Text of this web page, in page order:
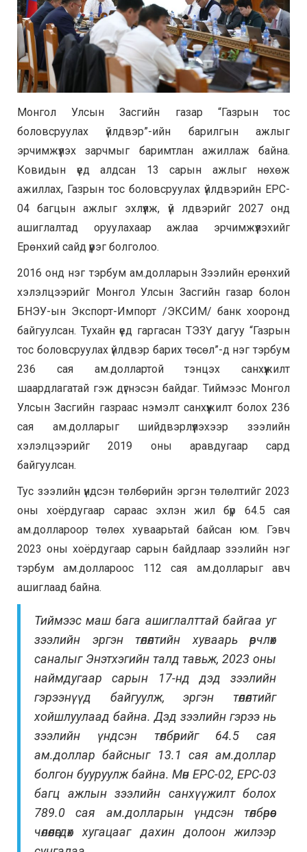
Монгол Улсын Засгийн газар “Газрын тос
боловсруулах үйлдвэр”-ийн барилгын ажлыг
эрчимжүүлэх зарчмыг баримтлан ажиллаж байна.
Ковидын үед алдсан 13 сарын ажлыг нөхөж
ажиллах, Газрын тос боловсруулах үйлдвэрийн EPC-
04 багцын ажлыг эхлүүлж, үй лдвэрийг 2027 онд
ашиглалтад оруулахаар ажлаа эрчимжүүлэхийг
Ерөнхий сайд үүрэг болголоо.
2016 онд нэг тэрбум ам.долларын Зээлийн ерөнхий
хэлэлцээрийг Монгол Улсын Засгийн газар болон
БНЭУ-ын Экспорт-Импорт /ЭКСИМ/ банк хооронд
байгуулсан. Тухайн үед гаргасан ТЭЗҮ дагуу “Газрын
тос боловсруулах үйлдвэр барих төсөл”-д нэг тэрбум
236 сая ам.доллартой тэнцэх санхүүжилт
шаардлагатай гэж дүгнэсэн байдаг. Тиймээс Монгол
Улсын Засгийн газраас нэмэлт санхүүжилт болох 236
сая ам.долларыг шийдвэрлүүлэхээр зээлийн
хэлэлцээрийг 2019 оны аравдугаар сард
байгуулсан.
Тус зээлийн үндсэн төлбөрийн эргэн төлөлтийг 2023
оны хоёрдугаар сараас эхлэн жил бүр 64.5 сая
ам.доллароор төлөх хуваарьтай байсан юм. Гэвч
2023 оны хоёрдугаар сарын байдлаар зээлийн нэг
тэрбум ам.доллароос 112 сая ам.долларыг авч
ашиглаад байна.
Тиймээс маш бага ашиглалттай байгаа уг
зээлийн эргэн төлөлтийн хуваарь өөрчлөх
саналыг Энэтхэгийн талд тавьж, 2023 оны
наймдугаар сарын 17-нд дэд зээлийн
гэрээнүүд байгуулж, эргэн төлөлтийг
хойшлуулаад байна. Дэд зээлийн гэрээ нь
зээлийн үндсэн төлбөрийг 64.5 сая
ам.доллар байсныг 13.1 сая ам.доллар
болгон бууруулж байна. Мөн EPC-02, EPC-03
багц ажлын зээлийн санхүүжилт болох
789.0 сая ам.долларын үндсэн төлбөрөөс
чөлөөлөгдөх хугацааг дахин долоон жилээр